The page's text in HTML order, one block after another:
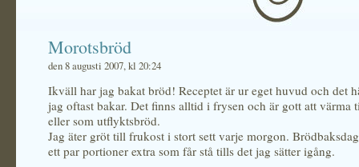
Morotsbröd
den 8 augusti 2007, kl 20:24
Ikväll har jag bakat bröd! Receptet är ur eget huvud och det
jag oftast bakar. Det finns alltid i frysen och är gott att värma
eller som utflyktsbröd.
Jag äter gröt till frukost i stort sett varje morgon.
ett par portioner extra som får stå tills det jag sätter igång.